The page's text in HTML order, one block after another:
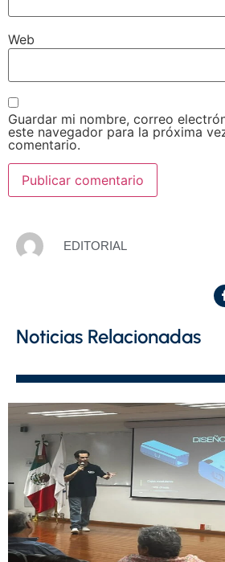
Web
Guardar mi nombre, correo
este navegador para la próxima
comentario.
EDITORIAL
Noticias Relacionadas